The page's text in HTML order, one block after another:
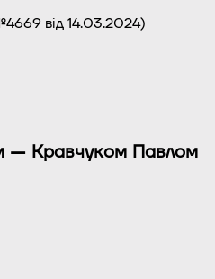
від 14.03.2024)
— Кравчуком Павлом